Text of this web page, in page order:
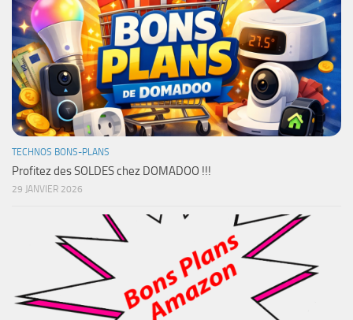
TECHNOS BONS-PLANS
Profitez des SOLDES chez DOMADOO !!!
29 JANVIER 2026